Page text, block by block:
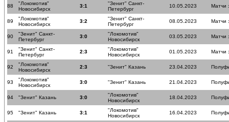
88
"Локомотив"
Новосибирск
3:1
"Зенит" Санкт-
Петербург
10.05.2023 Матчи
89
"Локомотив"
Новосибирск
3:2
"Зенит" Санкт-
Петербург
08.05.2023 Матчи
90
"Зенит" Санкт-
Петербург
3:0
"Локомотив"
Новосибирск
03.05.2023 Матчи
91
"Зенит" Санкт-
Петербург
2:3
"Локомотив"
Новосибирск
01.05.2023 Матчи
92
"Локомотив"
Новосибирск
2:3 "Зенит" Казань 23.04.2023
93
"Локомотив"
Новосибирск
3:0 "Зенит" Казань 21.04.2023
94 "Зенит" Казань 3:0
"Локомотив"
Новосибирск
18.04.2023
95 "Зенит" Казань 3:1
"Локомотив"
Новосибирск
16.04.2023